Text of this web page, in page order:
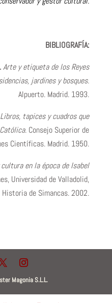
BIBLIOGRAFÍA:
Arte y etiqueta de los Reyes
jardines y bosques.
Alpuerto. Madrid. 1993.
Libros, tapices y cuadros que
. Consejo Superior de
Científicas. Madrid. 1950.
en la época de Isabel
Universidad de Valladolid,
de Simancas. 2002.
Magonia S.L.L.